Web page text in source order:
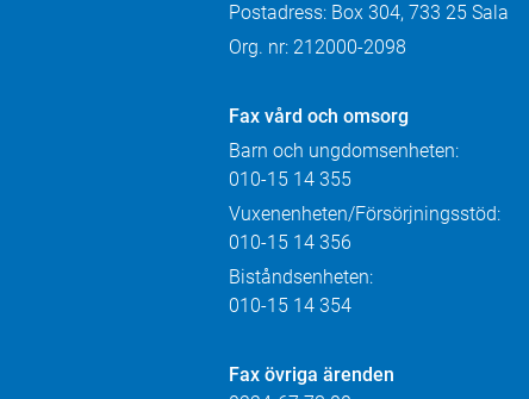
Postadress: Box 304, 733 25 Sala
Org. nr: 212000-2098
Fax vård och omsorg
Barn och ungdomsenheten:
010-15 14 355
Vuxenenheten/Försörjningsstöd:
010-15 14 356
Biståndsenheten:
010-15 14 354
Fax övriga ärenden